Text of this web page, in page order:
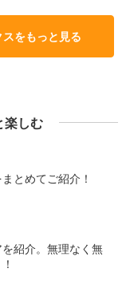
をもっと見る
楽しむ
とめてご紹介！
紹介。無理なく無